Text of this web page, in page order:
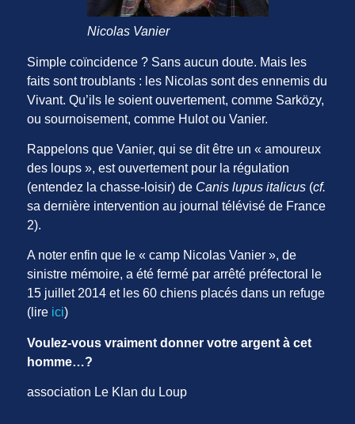
Nicolas Vanier
Simple coïncidence ? Sans aucun doute. Mais les
faits sont troublants : les Nicolas sont des ennemis du
Vivant. Qu’ils le soient ouvertement, comme Sarközy,
ou sournoisement, comme Hulot ou Vanier.
Rappelons que Vanier, qui se dit être un « amoureux
des loups », est ouvertement pour la régulation
(entendez la chasse-loisir) de Canis lupus italicus (cf.
sa dernière intervention au journal télévisé de France
2).
A noter enfin que le « camp Nicolas Vanier », de
sinistre mémoire, a été fermé par arrêté préfectoral le
15 juillet 2014 et les 60 chiens placés dans un refuge
(lire ici)
Voulez-vous vraiment donner votre argent à cet
homme…?
association Le Klan du Loup